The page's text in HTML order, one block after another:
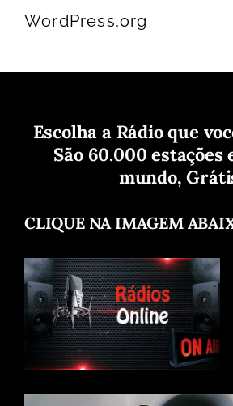
WordPress.org
Escolha a Rádio que
São 60.000 estações
mundo,
CLIQUE NA IMAGEM